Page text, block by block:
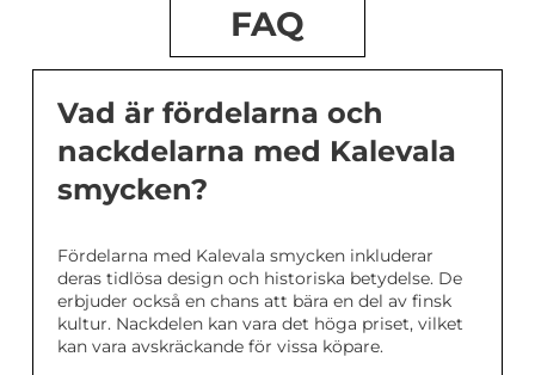
FAQ
Vad är fördelarna och
nackdelarna med Kalevala
smycken?
Fördelarna med Kalevala smycken inkluderar
deras tidlösa design och historiska betydelse. De
erbjuder också en chans att bära en del av finsk
kultur. Nackdelen kan vara det höga priset, vilket
kan vara avskräckande för vissa köpare.